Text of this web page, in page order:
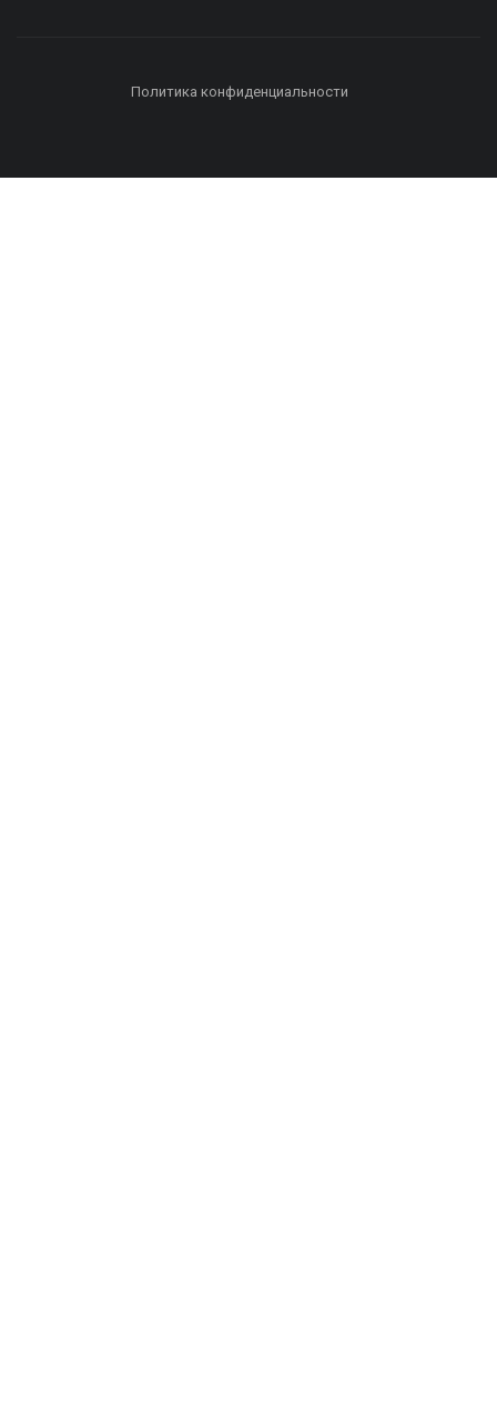
Политика конфиденциальности